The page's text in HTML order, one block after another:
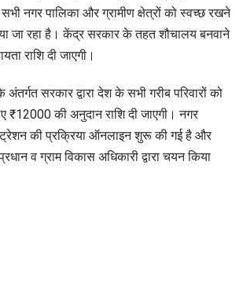
नगर पालिका और ग्रामीण क्षेत्रों को स्वच्छ रखने
जा रहा है। केंद्र सरकार के तहत शौचालय बनवाने
राशि दी जाएगी।
सरकार द्वारा देश के सभी गरीब परिवारों को
₹12000 की अनुदान राशि दी जाएगी। नगर
की प्रक्रिया ऑनलाइन शुरू की गई है और
व ग्राम विकास अधिकारी द्वारा चयन किया